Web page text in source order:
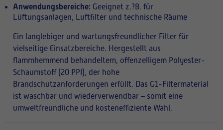
Anwendungsbereiche: Geeignet z.?B. für
Lüftungsanlagen, Luftfilter und technische Räume
Ein langlebiger und wartungsfreundlicher Filter für
vielseitige Einsatzbereiche. Hergestellt aus
flammhemmend behandeltem, offenzelligem Polyester-
Schaumstoff (20 PPI), der hohe
Brandschutzanforderungen erfüllt. Das G1-Filtermaterial
ist waschbar und wiederverwendbar – somit eine
umweltfreundliche und kosteneffiziente Wahl.